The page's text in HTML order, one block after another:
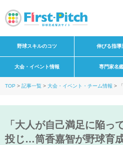
野球スキルのコツ 伸びる指導
大会・イベント情報 専門家名
TOP 記事一覧 大会・イベント・チーム情報
「大人が自己満足に陥
投じ…筒香嘉智が野球育